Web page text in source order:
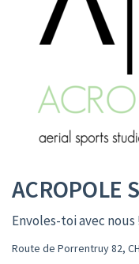
ACROPOLE
Envoles-toi avec nous
Route de Porrentruy 82,